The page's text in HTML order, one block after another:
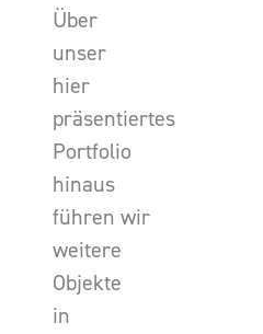
Über
unser
hier
präsentiertes
Portfolio
hinaus
führen wir
weitere
Objekte
in